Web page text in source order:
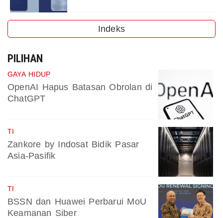
Indeks
PILIHAN
GAYA HIDUP
OpenAI Hapus Batasan Obrolan di
ChatGPT
TI
Zankore by Indosat Bidik Pasar
Asia-Pasifik
TI
BSSN dan Huawei Perbarui MoU
Keamanan Siber